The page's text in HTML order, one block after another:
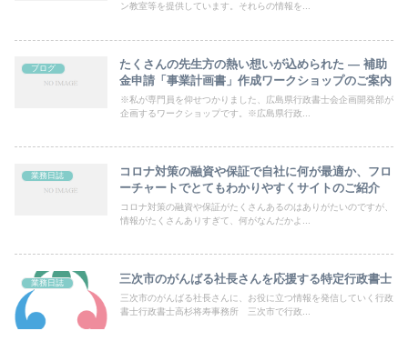
ン教室等を提供しています。それらの情報を...
ブログ
たくさんの先生方の熱い想いが込められた — 補助
金申請「事業計画書」作成ワークショップのご案内
※私が専門員を仰せつかりました、広島県行政書士会企画開発部が
企画するワークショップです。※広島県行政...
業務日誌
コロナ対策の融資や保証で自社に何が最適か、フロ
ーチャートでとてもわかりやすくサイトのご紹介
コロナ対策の融資や保証がたくさんあるのはありがたいのですが、
情報がたくさんありすぎて、何がなんだかよ...
業務日誌 三次市のがんばる社長さんを応援する特定行政書士
三次市のがんばる社長さんに、お役に立つ情報を発信していく行政
書士行政書士高杉将寿事務所 三次市で行政...